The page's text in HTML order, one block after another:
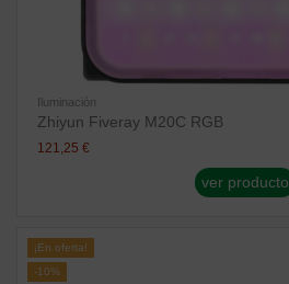
Iluminación
Zhiyun Fiveray M20C RGB
121,25 €
ver producto
¡En oferta!
-10%